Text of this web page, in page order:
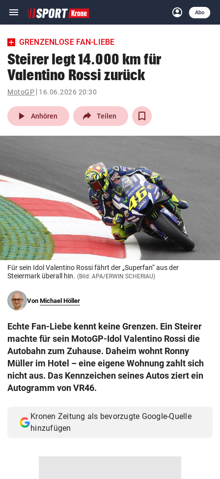
menu Navigation
ein-/ausklappen
account_circle
Anmelden
Abo
close Schließen
account_circle Anmelden
pin_drop
Wien arrow_right
bookmark
eingeben
© Krone Multimedia GmbH & Co KG 2026
Muthgasse 2, 1190 Wien
GRENZENLOSE FAN-LIEBE
Steirer legt 14.000 km für
Valentino Rossi zurück
MotoGP 16.06.2026 20:30
play_arrow Anhören Teilen
Für sein Idol Valentino Rossi fährt der „Superfan“ aus der
Steiermark überall hin. (Bild: APA/ERWIN SCHERIAU)
Von Michael Höller
Echte Fan-Liebe kennt keine Grenzen. Ein Steirer
machte für sein MotoGP-Idol Valentino Rossi die
Autobahn zum Zuhause. Daheim wohnt Ronny
Müller im Hotel – eine eigene Wohnung zahlt sich
nicht aus. Das Kennzeichen seines Autos ziert ein
Autogramm von VR46.
Kronen Zeitung als bevorzugte Google-Quelle
hinzufügen